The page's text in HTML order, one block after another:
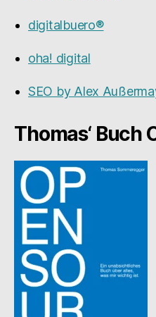
digitalbuero®
oha! digital
SEO by Alex
Thomas‘ Buch